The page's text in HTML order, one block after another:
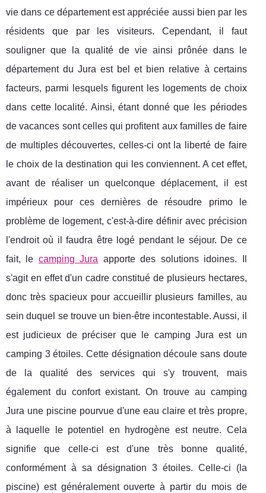
vie dans ce département est appréciée aussi bien par les
résidents que par les visiteurs. Cependant, il faut
souligner que la qualité de vie ainsi prônée dans le
département du Jura est bel et bien relative à certains
facteurs, parmi lesquels figurent les logements de choix
dans cette localité. Ainsi, étant donné que les périodes
de vacances sont celles qui profitent aux familles de faire
de multiples découvertes, celles-ci ont la liberté de faire
le choix de la destination qui les conviennent. A cet effet,
avant de réaliser un quelconque déplacement, il est
impérieux pour ces dernières de résoudre primo le
problème de logement, c'est-à-dire définir avec précision
l'endroit où il faudra être logé pendant le séjour. De ce
fait, le camping Jura apporte des solutions idoines. Il
s'agit en effet d'un cadre constitué de plusieurs hectares,
donc très spacieux pour accueillir plusieurs familles, au
sein duquel se trouve un bien-être incontestable. Aussi, il
est judicieux de préciser que le camping Jura est un
camping 3 étoiles. Cette désignation découle sans doute
de la qualité des services qui s'y trouvent, mais
également du confort existant. On trouve au camping
Jura une piscine pourvue d'une eau claire et très propre,
à laquelle le potentiel en hydrogène est neutre. Cela
signifie que celle-ci est d'une très bonne qualité,
conformément à sa désignation 3 étoiles. Celle-ci (la
piscine) est généralement ouverte à partir du mois de